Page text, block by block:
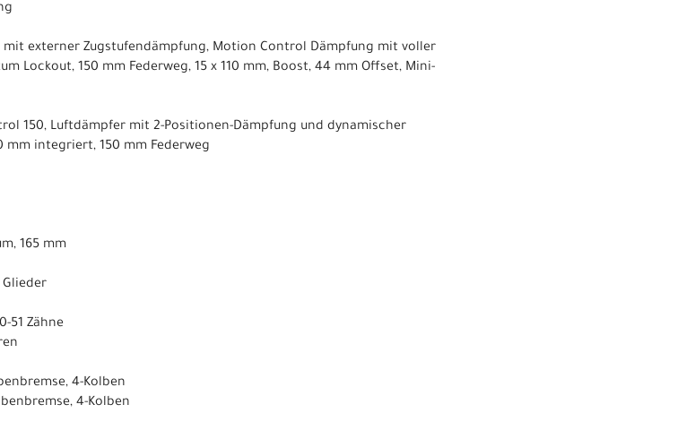
mit externer Zugstufendämpfung, Motion Control Dämpfung mit voller
Lockout, 150 mm Federweg, 15 x 110 mm, Boost, 44 mm Offset, Mini-
150, Luftdämpfer mit 2-Positionen-Dämpfung und dynamischer
mm integriert, 150 mm Federweg
165 mm
Glieder
51 Zähne
4-Kolben
4-Kolben